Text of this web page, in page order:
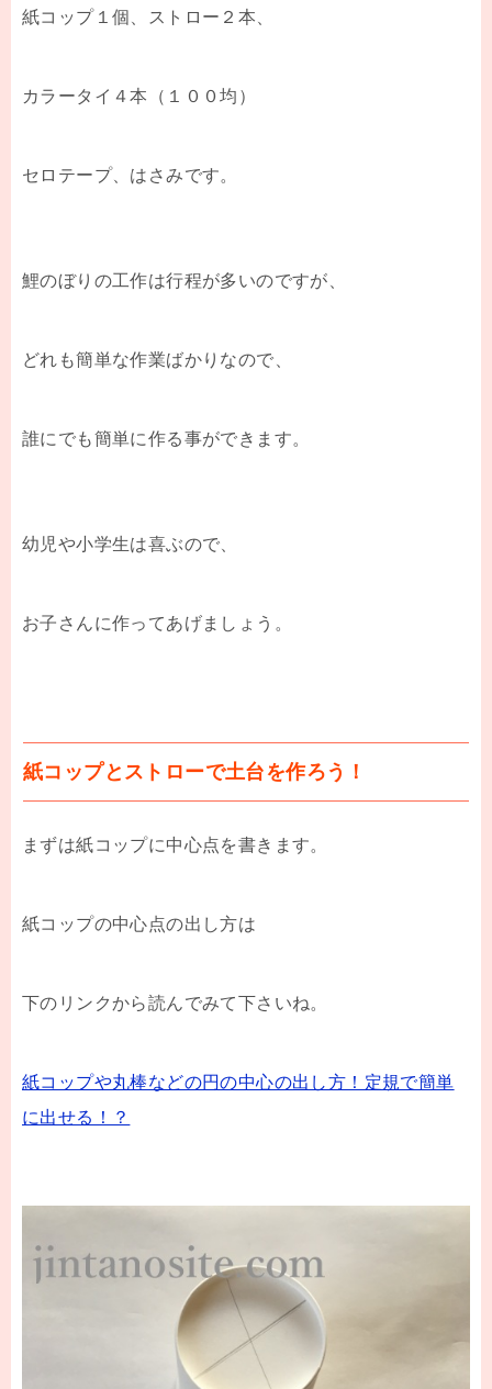
紙コップ１個、ストロー２本、
カラータイ４本（１００均）
セロテープ、はさみです。
鯉のぼりの工作は行程が多いのですが、
どれも簡単な作業ばかりなので、
誰にでも簡単に作る事ができます。
幼児や小学生は喜ぶので、
お子さんに作ってあげましょう。
紙コップとストローで土台を作ろう！
まずは紙コップに中心点を書きます。
紙コップの中心点の出し方は
下のリンクから読んでみて下さいね。
紙コップや丸棒などの円の中心の出し方！定規で簡単
に出せる！？